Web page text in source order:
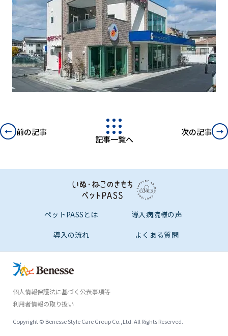
← 前の記事
記事一覧へ
次の記事 →
ペットPASSとは
導入病院様の声
導入の流れ
よくある質問
Copyright © Benesse Style Care Group Co.,Ltd. All Rights Reserved.
個人情報保護法に基づく公表事項等
利用者情報の取り扱い
資料請求する
初期費用無料 月額7,000 （税抜）